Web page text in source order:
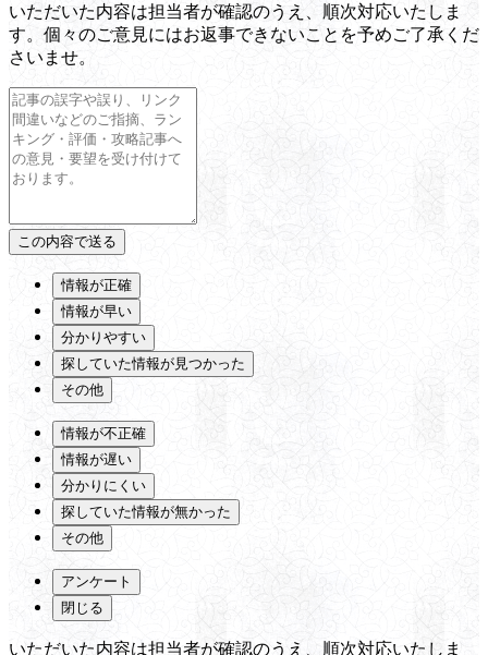
いただいた内容は担当者が確認のうえ、順次対応いたしま
す。個々のご意見にはお返事できないことを予めご了承くだ
さいませ。
情報が正確
情報が早い
分かりやすい
探していた情報が見つかった
その他
情報が不正確
情報が遅い
分かりにくい
探していた情報が無かった
その他
アンケート
閉じる
いただいた内容は担当者が確認のうえ、順次対応いたしま